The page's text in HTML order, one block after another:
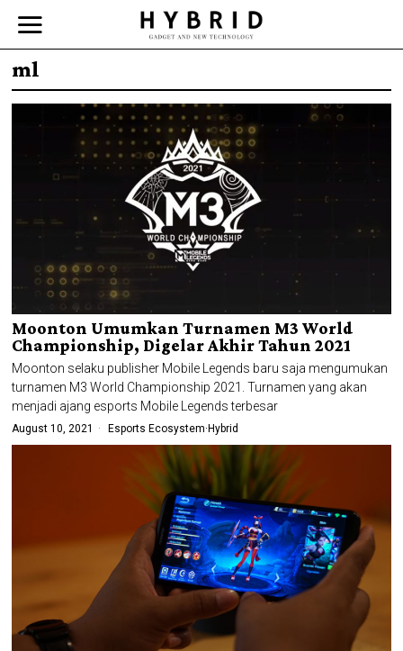
ml
Moonton Umumkan Turnamen M3 World
Championship, Digelar Akhir Tahun 2021
Moonton selaku publisher Mobile Legends baru saja mengumukan
turnamen M3 World Championship 2021. Turnamen yang akan
menjadi ajang esports Mobile Legends terbesar
August 10, 2021 Esports Ecosystem·Hybrid